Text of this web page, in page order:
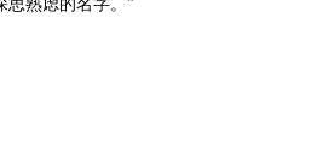
思熟虑的名字。”